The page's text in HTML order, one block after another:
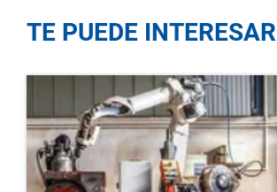
TE PUEDE INTERESAR